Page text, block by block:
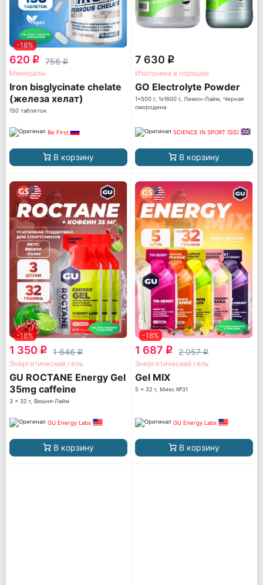
-18%
620 q 756q
Минералы
Iron bisglycinate chelate
(железа хелат)
150 таблеток
Be First
В корзину
7 630 q
Изотоники в порошке
GO Electrolyte Powder
1x500 г, 1x1600 г, Лимон-Лайм, Черная
смородина
SCIENCE IN SPORT (SiS)
В корзину
-18%
1 350 q 1 646q
Энергетический гель
GU ROCTANE Energy Gel
35mg caffeine
3 x 32 г, Вишня-Лайм
GU Energy Labs
В корзину
-18%
1 687 q 2 057q
Энергетический гель
Gel MIX
5 x 32 г, Микс №31
GU Energy Labs
В корзину